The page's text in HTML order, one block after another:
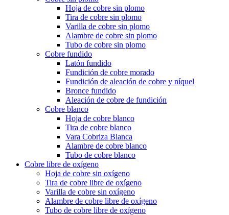
Hoja de cobre sin plomo
Tira de cobre sin plomo
Varilla de cobre sin plomo
Alambre de cobre sin plomo
Tubo de cobre sin plomo
Cobre fundido
Latón fundido
Fundición de cobre morado
Fundición de aleación de cobre y níquel
Bronce fundido
Aleación de cobre de fundición
Cobre blanco
Hoja de cobre blanco
Tira de cobre blanco
Vara Cobriza Blanca
Alambre de cobre blanco
Tubo de cobre blanco
Cobre libre de oxígeno
Hoja de cobre sin oxígeno
Tira de cobre libre de oxígeno
Varilla de cobre sin oxígeno
Alambre de cobre libre de oxígeno
Tubo de cobre libre de oxígeno